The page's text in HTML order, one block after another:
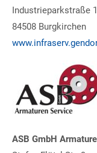
Industrieparkstraße 1
84508 Burgkirchen
ASB GmbH